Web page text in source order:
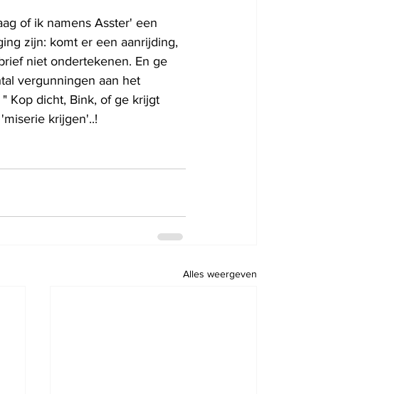
of ik namens Asster' een
zijn: komt er een aanrijding,
niet ondertekenen. En ge
vergunningen aan het
Kop dicht, Bink, of ge krijgt
krijgen'..!
Alles weergeven